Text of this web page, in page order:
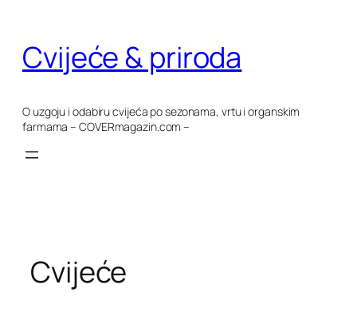
sadržaja
Cvijeće & priroda
O uzgoju i odabiru cvijeća po sezonama, vrtu i organskim
farmama – COVERmagazin.com –
Cvijeće